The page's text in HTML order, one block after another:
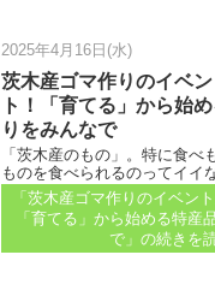
2025年4月16日(水)
茨木産ゴマ作りのイベ
ト！「育てる」から始
りをみんなで
「茨木産のもの」。特に食べ
ものを食べられるのってイイ
ます。 茨木産野菜のマルシェ
わっていますよね...
「茨木産ゴマ作りのイベン
「育てる」から始める特産
で」の続きを